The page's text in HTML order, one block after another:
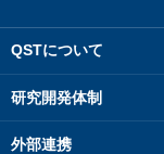
QSTについて
研究開発体制
外部連携